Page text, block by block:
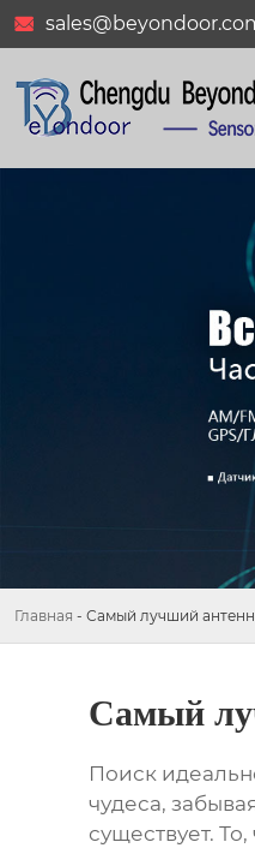

Главная - Самый лучший
Самый
Поиск
чудеса,
существует.